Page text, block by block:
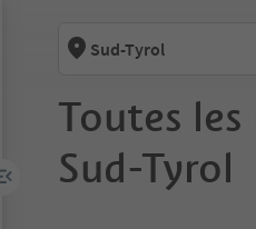
lien menu
Sud-Tyrol
Toutes
Sud-Tyrol